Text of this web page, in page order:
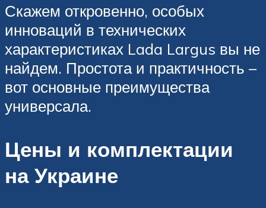
Скажем откровенно, особых
инноваций в технических
характеристиках Lada Largus вы не
найдем. Простота и практичность –
вот основные преимущества
универсала.
Цены и комплектации
на Украине